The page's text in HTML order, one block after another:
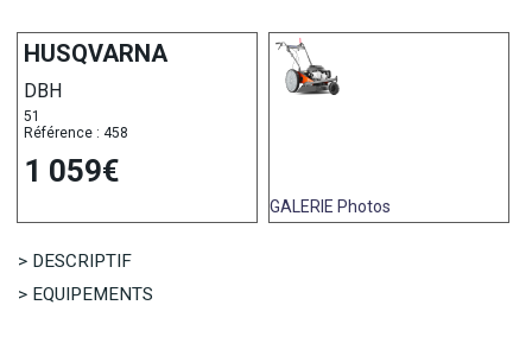
HUSQVARNA
DBH
51
Référence : 458
1 059€
GALERIE Photos
> DESCRIPTIF
> EQUIPEMENTS